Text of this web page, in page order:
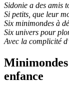
Sidonie a des amis
Si petits, que leur
Six minimondes à
Six univers pour
Avec la complicité
enfance